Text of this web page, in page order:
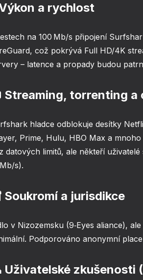
Výkon a rychlost
na 100 Mb/s připojení
což pokrývá Full HD/4K
– latence a propady budou
Streaming, torrenting a
hladce odblokuje desítky
Prime, Hulu, HBO Max a
datových limitů, ale někteří
s).
Soukromí a jurisdikce
v Nizozemsku (9‑Eyes aliance),
Podporováno anonymní
Uživatelské zkušenosti